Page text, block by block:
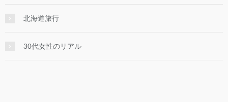
北海道旅行
30代女性のリアル